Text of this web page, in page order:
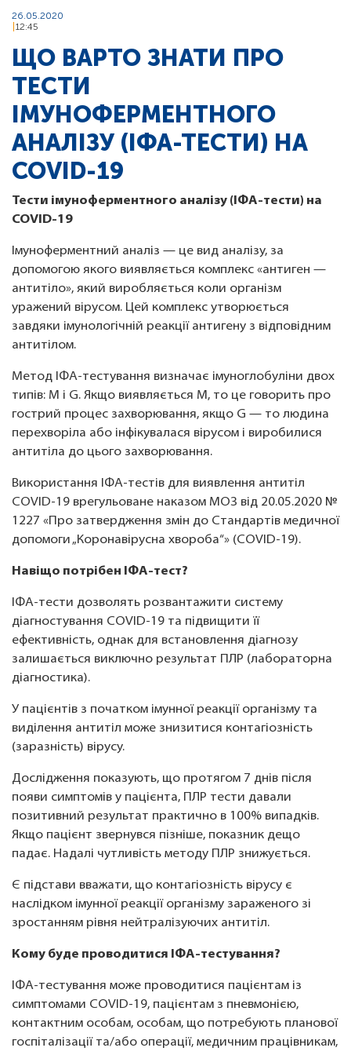
26.05.2020
12:45
ЩО ВАРТО ЗНАТИ ПРО
ТЕСТИ
ІМУНОФЕРМЕНТНОГО
АНАЛІЗУ (ІФА-ТЕСТИ) НА
COVID-19
Тести імуноферментного аналізу (ІФА-тести) на
COVID-19
Імуноферментний аналіз — це вид аналізу, за
допомогою якого виявляється комплекс «антиген —
антитіло», який виробляється коли організм
уражений вірусом. Цей комплекс утворюється
завдяки імунологічній реакції антигену з відповідним
антитілом.
Метод ІФА-тестування визначає імуноглобуліни двох
типів: M і G. Якщо виявляється M, то це говорить про
гострий процес захворювання, якщо G — то людина
перехворіла або інфікувалася вірусом і виробилися
антитіла до цього захворювання.
Використання ІФА-тестів для виявлення антитіл
COVID-19 врегульоване наказом МОЗ від 20.05.2020 №
1227 «Про затвердження змін до Стандартів медичної
допомоги „Коронавірусна хвороба“» (COVID-19).
Навіщо потрібен ІФА-тест?
ІФА-тести дозволять розвантажити систему
діагностування COVID-19 та підвищити її
ефективність, однак для встановлення діагнозу
залишається виключно результат ПЛР (лабораторна
діагностика).
У пацієнтів з початком імунної реакції організму та
виділення антитіл може знизитися контагіозність
(заразність) вірусу.
Дослідження показують, що протягом 7 днів після
появи симптомів у пацієнта, ПЛР тести давали
позитивний результат практично в 100% випадків.
Якщо пацієнт звернувся пізніше, показник дещо
падає. Надалі чутливість методу ПЛР знижується.
Є підстави вважати, що контагіозність вірусу є
наслідком імунної реакції організму зараженого зі
зростанням рівня нейтралізуючих антитіл.
Кому буде проводитися ІФА-тестування?
ІФА-тестування може проводитися пацієнтам із
симптомами COVID-19, пацієнтам з пневмонією,
контактним особам, особам, що потребують планової
госпіталізації та/або операції, медичним працівникам,